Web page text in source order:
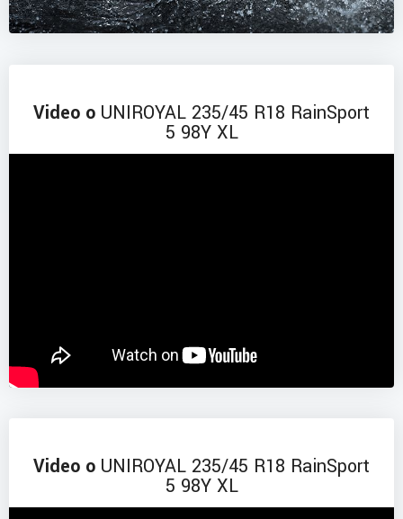
Video o UNIROYAL 235/45 R18 RainSport
5 98Y XL
Video o UNIROYAL 235/45 R18 RainSport
5 98Y XL